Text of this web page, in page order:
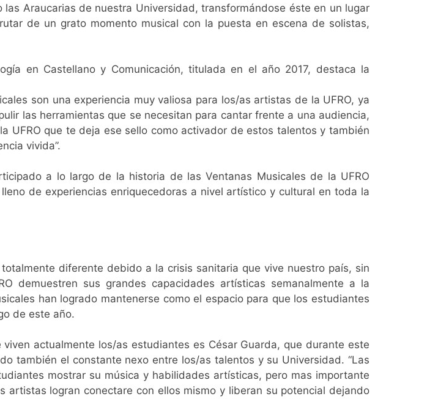
Araucarias de nuestra Universidad, transformándose éste en un lugar
de un grato momento musical con la puesta en escena de solistas,
en Castellano y Comunicación, titulada en el año 2017, destaca la
son una experiencia muy valiosa para los/as artistas de la UFRO, ya
las herramientas que se necesitan para cantar frente a una audiencia,
UFRO que te deja ese sello como activador de estos talentos y también
vivida”.
a lo largo de la historia de las Ventanas Musicales de la UFRO
de experiencias enriquecedoras a nivel artístico y cultural en toda la
diferente debido a la crisis sanitaria que vive nuestro país, sin
demuestren sus grandes capacidades artísticas semanalmente a la
han logrado mantenerse como el espacio para que los estudiantes
de este año.
actualmente los/as estudiantes es César Guarda, que durante este
también el constante nexo entre los/as talentos y su Universidad. “Las
mostrar su música y habilidades artísticas, pero mas importante
logran conectare con ellos mismo y liberan su potencial dejando